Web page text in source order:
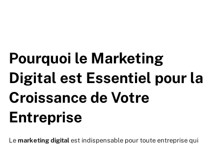
Pourquoi le Marketing
Digital est Essentiel pour la
Croissance de Votre
Entreprise
Lemarketing digitalest indispensable pour toute entreprise qui